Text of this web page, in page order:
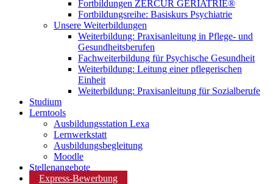
Fortbildungen ZERCUR GERIATRIE®
Fortbildungsreihe: Basiskurs Psychiatrie
Unsere Weiterbildungen
Weiterbildung: Praxisanleitung in Pflege- und
Gesundheitsberufen
Fachweiterbildung für Psychische Gesundheit
Weiterbildung: Leitung einer pflegerischen
Einheit
Weiterbildung: Praxisanleitung für Sozialberufe
Studium
Lerntools
Ausbildungsstation Lexa
Lernwerkstatt
Ausbildungsbegleitung
Moodle
Stellenangebote
Express-Bewerbung